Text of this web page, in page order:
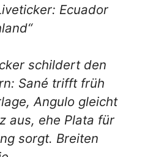
Ecuador
schildert den
Sané trifft früh
Angulo gleicht
aus, ehe Plata für
sorgt. Breiten